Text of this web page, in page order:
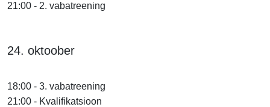
21:00 - 2. vabatreening
24. oktoober
18:00 - 3. vabatreening
21:00 - Kvalifikatsioon